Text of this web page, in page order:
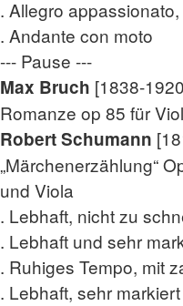
. Allegro
. Andante con moto
--- Pause ---
Max Bruch [1838-
Romanze op 85 für
Robert Schumann
„Märchenerzählung“
und Viola
. Lebhaft, nicht zu
. Lebhaft und sehr
. Ruhiges Tempo, mit
. Lebhaft, sehr markiert